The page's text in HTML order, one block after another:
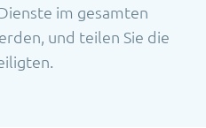
im gesamten
und teilen Sie die